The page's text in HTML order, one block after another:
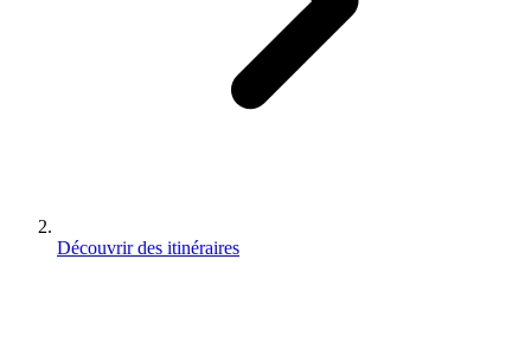
Découvrir des itinéraires